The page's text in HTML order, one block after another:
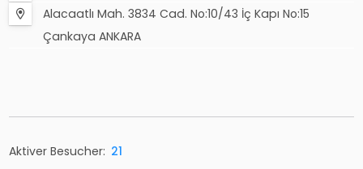
Alacaatlı Mah. 3834 Cad. No:10/43 İç Kapı No:15
Çankaya ANKARA
Aktiver Besucher: 21